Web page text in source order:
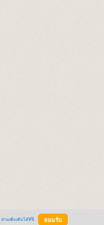
อ่านเพิ่มเติมได้ที่นี่